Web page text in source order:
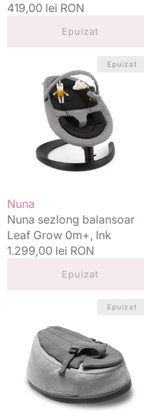
Oli, Flo&Ernest 0m+
Preț
419,00 lei RON
Epuizat
balansoar
Epuizat
Vânzător:
Nuna
Nuna sezlong balansoar
Leaf Grow 0m+, Ink
Preț
1.299,00 lei RON
Epuizat
multifunctional
Seat’n
Swing
0m+
Grey
Epuizat